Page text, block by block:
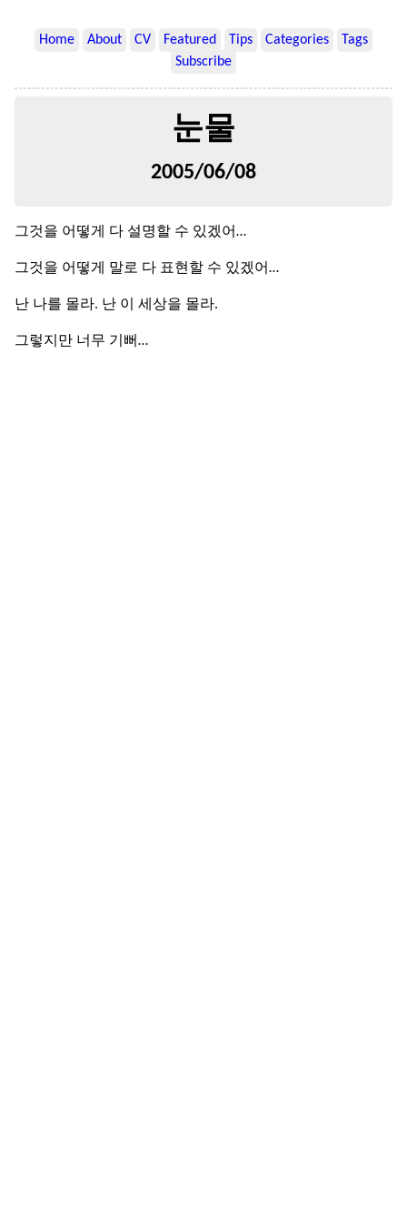
Home About CV Featured Tips Categories
Tags
Subscribe
눈물
2005/06/08
그것을 어떻게 다 설명할 수 있겠어…
그것을 어떻게 말로 다 표현할 수 있겠어…
난 나를 몰라. 난 이 세상을 몰라.
그렇지만 너무 기뻐…